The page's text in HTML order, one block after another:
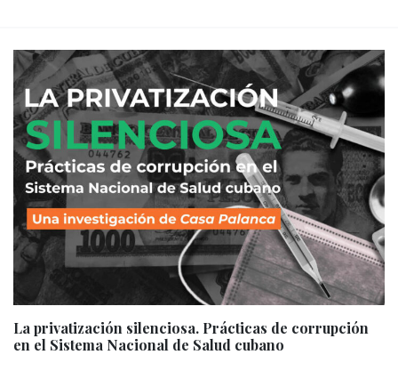
La privatización silenciosa. Prácticas de corrupción
en el Sistema Nacional de Salud cubano